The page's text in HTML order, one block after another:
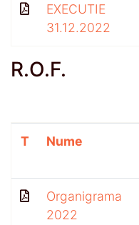
EXECUTIE
31.12.2022
R.O.F.
T Nume
Organigrama
2022